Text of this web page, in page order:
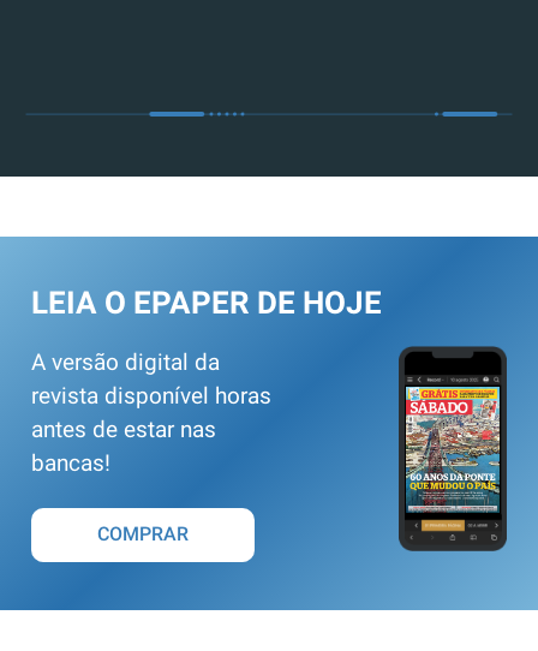
LEIA O EPAPER DE HOJE
A versão digital da
revista disponível horas
antes de estar nas
bancas!
COMPRAR